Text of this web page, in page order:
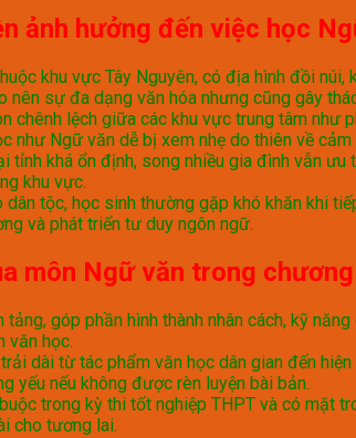
ảnh hưởng đến việc học
khu vực Tây Nguyên, có địa hình đồi
nên sự đa dạng văn hóa nhưng cũng gây
chênh lệch giữa các khu vực trung tâm như
như Ngữ văn dễ bị xem nhẹ do thiên về
tỉnh khá ổn định, song nhiều gia đình vẫn
khu vực.
dân tộc, học sinh thường gặp khó khăn khi
và phát triển tư duy ngôn ngữ.
môn Ngữ văn trong
tảng, góp phần hình thành nhân cách, kỹ
văn học.
dài từ tác phẩm văn học dân gian đến
yếu nếu không được rèn luyện bài bản.
trong kỳ thi tốt nghiệp THPT và có mặt
cho tương lai.